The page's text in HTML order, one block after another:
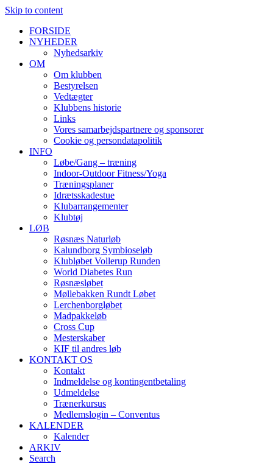
Skip to content
FORSIDE
NYHEDER
Nyhedsarkiv
OM
Om klubben
Bestyrelsen
Vedtægter
Klubbens historie
Links
Vores samarbejdspartnere og sponsorer
Cookie og persondatapolitik
INFO
Løbe/Gang – træning
Indoor-Outdoor Fitness/Yoga
Træningsplaner
Idrætsskadestue
Klubarrangementer
Klubtøj
LØB
Røsnæs Naturløb
Kalundborg Symbioseløb
Klubløbet Vollerup Runden
World Diabetes Run
Røsnæsløbet
Møllebakken Rundt Løbet
Lerchenborgløbet
Madpakkeløb
Cross Cup
Mesterskaber
KIF til andres løb
KONTAKT OS
Kontakt
Indmeldelse og kontingentbetaling
Udmeldelse
Trænerkursus
Medlemslogin – Conventus
KALENDER
Kalender
ARKIV
Search